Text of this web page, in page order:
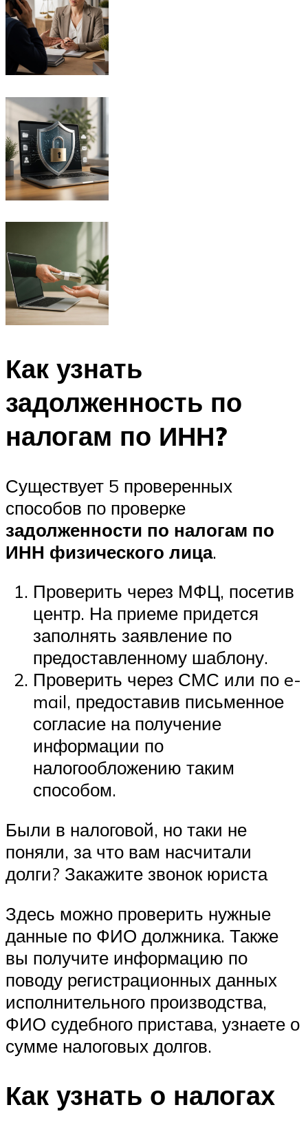
Как узнать
задолженность по
налогам по ИНН?
Существует 5 проверенных
способов по проверке
задолженности по налогам по
ИНН физического лица.
Проверить через МФЦ, посетив
центр. На приеме придется
заполнять заявление по
предоставленному шаблону.
Проверить через СМС или по e-
mail, предоставив письменное
согласие на получение
информации по
налогообложению таким
способом.
Были в налоговой, но таки не
поняли, за что вам насчитали
долги? Закажите звонок юриста
Здесь можно проверить нужные
данные по ФИО должника. Также
вы получите информацию по
поводу регистрационных данных
исполнительного производства,
ФИО судебного пристава, узнаете о
сумме налоговых долгов.
Как узнать о налогах